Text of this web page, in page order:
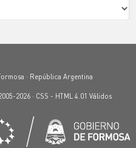
· República Argentina
2026 · CSS - HTML 4.01 Válidos